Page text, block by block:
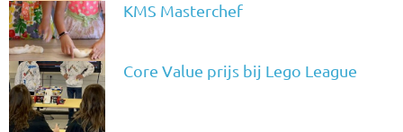
KMS Masterchef
Core Value prijs bij Lego League